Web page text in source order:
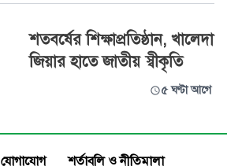
শতবর্ষের শিক্ষাপ্রতিষ্ঠান, খালেদা
জিয়ার হাতে জাতীয় স্বীকৃতি
৫ ঘণ্টা আগে
যোগাযোগ
শর্তাবলি ও নীতিমালা